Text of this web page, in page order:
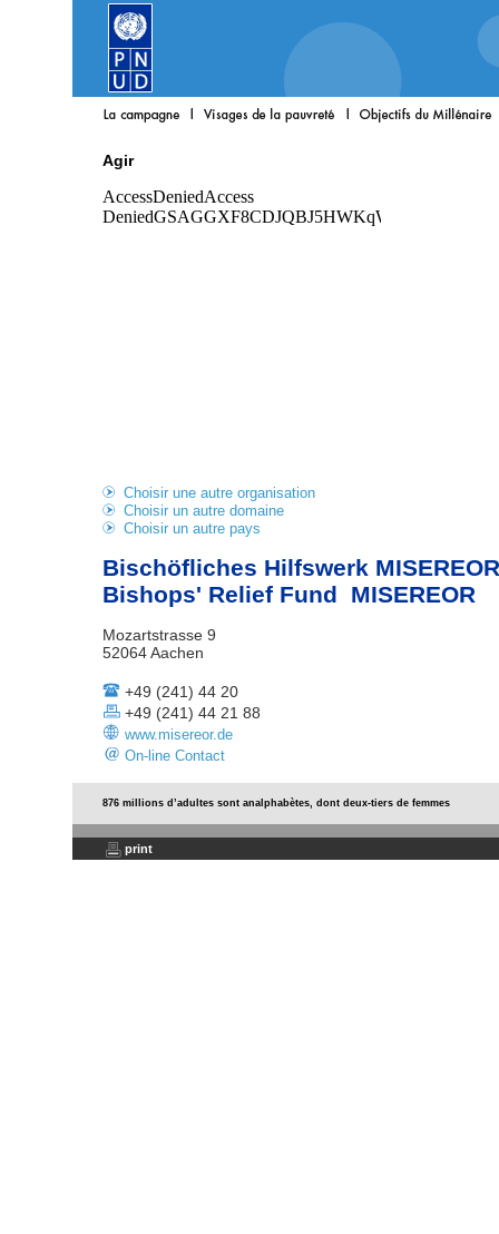
Agir
Choisir une autre organisation
Choisir un autre domaine
Choisir un autre pays
Bischöfliches Hilfswerk
Bishops' Relief Fund MISEREOR
Mozartstrasse 9
52064 Aachen
+49 (241) 44 20
+49 (241) 44 21 88
www.misereor.de
On-line Contact
876 millions d’adultes sont analphabètes, dont deux-tiers de femmes
print